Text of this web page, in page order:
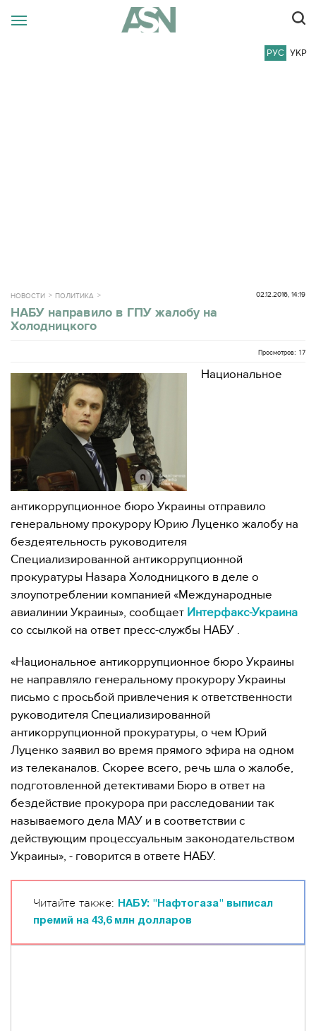
РУС УКР
НОВОСТИ ПОЛИТИКА 02.12.2016, 14:19
НАБУ направило в ГПУ жалобу на
Холодницкого
Просмотров: 17
Национальное
антикоррупционное бюро Украины отправило
генеральному прокурору Юрию Луценко жалобу на
бездеятельность руководителя
Специализированной антикоррупционной
прокуратуры Назара Холодницкого в деле о
злоупотреблении компанией «Международные
авиалинии Украины», сообщает Интерфакс-Украина
со ссылкой на ответ пресс-службы НАБУ .
«Национальное антикоррупционное бюро Украины
не направляло генеральному прокурору Украины
письмо с просьбой привлечения к ответственности
руководителя Специализированной
антикоррупционной прокуратуры, о чем Юрий
Луценко заявил во время прямого эфира на одном
из телеканалов. Скорее всего, речь шла о жалобе,
подготовленной детективами Бюро в ответ на
бездействие прокурора при расследовании так
называемого дела МАУ и в соответствии с
действующим процессуальным законодательством
Украины», - говорится в ответе НАБУ.
Читайте также:
НАБУ: "Нафтогаза" выписал
премий на 43,6 млн долларов